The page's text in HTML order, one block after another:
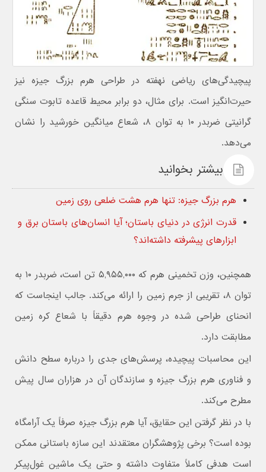
پیچیدگی‌های ریاضی نهفته در طراحی هرم بزرگ جیزه نیز
حیرت‌انگیز است. برای مثال، دو برابر محیط قاعده تابوت سنگی
گرانیتی ضربدر ۱۰ به توان ۸، شعاع میانگین خورشید را نشان
می‌دهد.
بیشتر بخوانید
هرم بزرگ جیزه: تنها هرم هشت ضلعی روی زمین
قدرت انرژی در دنیای باستان؛ آیا انسان‌های باستان برق و
ابزارهای پیشرفته داشته‌اند؟
همچنین، وزن تخمینی هرم که ۵,۹۵۵,۰۰۰ تن است، ضربدر ۱۰ به
توان ۸، تقریبی از جرم زمین را ارائه می‌کند. جالب اینجاست که
انحنای طراحی شده در وجوه هرم دقیقاً با شعاع کره زمین
مطابقت دارد.
این محاسبات پیچیده، پرسش‌های جدی را درباره سطح دانش
و فناوری هرم بزرگ جیزه و سازندگان آن در هزاران سال پیش
مطرح می‌کند.
با در نظر گرفتن این حقایق، آیا هرم بزرگ جیزه صرفاً یک آرامگاه
بوده است؟ برخی پژوهشگران معتقدند این سازه باستانی ممکن
است هدفی کاملاً متفاوت داشته و حتی یک ماشین غول‌پیکر